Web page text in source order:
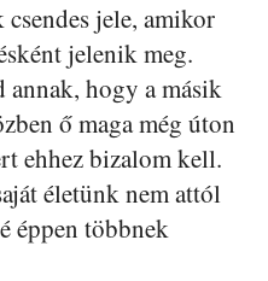
jele, amikor
jelenik meg.
hogy a másik
ő maga még úton
ehhez bizalom kell.
életünk nem attól
éppen többnek